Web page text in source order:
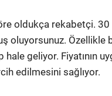
oldukça rekabetçi. 30
oluyorsunuz. Özellikle
geliyor. Fiyatının
edilmesini sağlıyor.